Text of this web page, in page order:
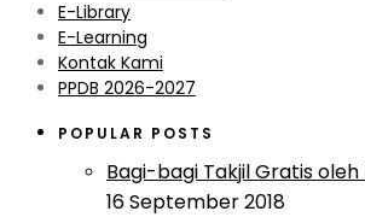
E-Library
E-Learning
Kontak Kami
PPDB 2026-2027
POPULAR POSTS
Bagi-bagi Takjil Gratis oleh
16 September 2018